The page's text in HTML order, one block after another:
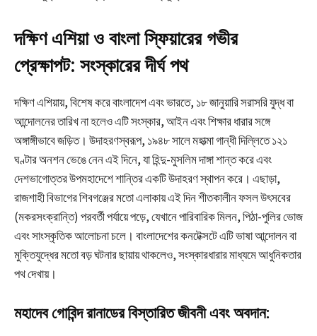
দক্ষিণ এশিয়া ও বাংলা স্ফিয়ারের গভীর
প্রেক্ষাপট: সংস্কারের দীর্ঘ পথ
দক্ষিণ এশিয়ায়, বিশেষ করে বাংলাদেশ এবং ভারতে, ১৮ জানুয়ারি সরাসরি যুদ্ধ বা
আন্দোলনের তারিখ না হলেও এটি সংস্কার, আইন এবং শিক্ষার ধারার সঙ্গে
অঙ্গাঙ্গীভাবে জড়িত। উদাহরণস্বরূপ, ১৯৪৮ সালে মহাত্মা গান্ধী দিল্লিতে ১২১
ঘণ্টার অনশন ভেঙে নেন এই দিনে, যা হিন্দু-মুসলিম দাঙ্গা শান্ত করে এবং
দেশভাগোত্তর উপমহাদেশে শান্তির একটি উদাহরণ স্থাপন করে। এছাড়া,
রাজশাহী বিভাগের শিবগঞ্জের মতো এলাকায় এই দিন শীতকালীন ফসল উৎসবের
(মকরসংক্রান্তি) পরবর্তী পর্যায়ে পড়ে, যেখানে পারিবারিক মিলন, পিঠা-পুলির ভোজ
এবং সাংস্কৃতিক আলোচনা চলে। বাংলাদেশের কনটেক্সটে এটি ভাষা আন্দোলন বা
মুক্তিযুদ্ধের মতো বড় ঘটনার ছায়ায় থাকলেও, সংস্কারধারার মাধ্যমে আধুনিকতার
পথ দেখায়।
মহাদেব গোবিন্দ রানাডের বিস্তারিত জীবনী এবং অবদান: